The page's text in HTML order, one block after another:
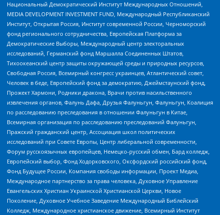
Национальный Демократический Институт Международных Отношений,
MEDIA DEVELOPMENT INVESTMENT FUND, Международный Республиканский
Институт, Открытая Россия, Институт современной России, Черноморский
фонд регионального сотрудничества, Европейская Платформа за
Демократические Выборы, Международный центр электоральных
исследований, Германский фонд Маршалла Соединенных Штатов,
Тихоокеанский центр защиты окружающей среды и природных ресурсов,
Свободная Россия, Всемирный конгресс украинцев, Атлантический совет,
Человек в беде, Европейский фонд за демократию, Джеймстаунский фонд,
Прожект Хармони, Родники дракона, Врачи против насильственного
извлечения органов, Фалунь Дафа, Друзья Фалуньгун, Фалуньгун, Коалиция
по расследованию преследования в отношении Фалуньгун в Китае,
Всемирная организация по расследованию преследований Фалуньгун,
Пражский гражданский центр, Ассоциация школ политических
исследований при Совете Европы, Центр либеральной современности,
Форум русскоязычных европейцев, Немецко-русский обмен, Бард колледж,
Европейский выбор, Фонд Ходорковского, Оксфордский российский фонд,
Фонд Будущее России, Компания свободы информации, Проект Медиа,
Международное партнерство за права человека, Духовное Управление
Евангельских Христиан Украинской Христианской Церкви, Новое
Поколение, Духовное Учебное Заведение Международный Библейский
Колледж, Международное христианское движение, Всемирный Институт